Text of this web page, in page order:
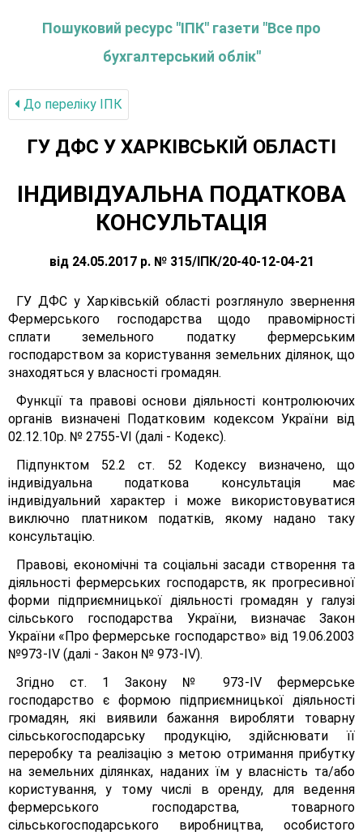
Пошуковий ресурс "ІПК" газети "Все про
бухгалтерський облік"
До переліку IПК
ГУ ДФС У ХАРКIВСЬКIЙ ОБЛАСТI
ІНДИВІДУАЛЬНА ПОДАТКОВА
КОНСУЛЬТАЦІЯ
від 24.05.2017 р. № 315/ІПК/20-40-12-04-21
ГУ ДФС у Харківській області розглянуло звернення
Фермерського господарства щодо правомірності
сплати земельного податку фермерським
господарством за користування земельних ділянок, що
знаходяться у власності громадян.
Функції та правові основи діяльності контролюючих
органів визначені Податковим кодексом України від
02.12.10р. № 2755-VІ (далі - Кодекс).
Підпунктом 52.2 ст. 52 Кодексу визначено, що
індивідуальна податкова консультація має
індивідуальний характер і може використовуватися
виключно платником податків, якому надано таку
консультацію.
Правові, економічні та соціальні засади створення та
діяльності фермерських господарств, як прогресивної
форми підприємницької діяльності громадян у галузі
сільського господарства України, визначає Закон
України «Про фермерське господарство» від 19.06.2003
№973-ІV (далі - Закон № 973-ІV).
Згідно ст. 1 Закону № 973-ІV фермерське
господарство є формою підприємницької діяльності
громадян, які виявили бажання виробляти товарну
сільськогосподарську продукцію, здійснювати її
переробку та реалізацію з метою отримання прибутку
на земельних ділянках, наданих їм у власність та/або
користування, у тому числі в оренду, для ведення
фермерського господарства, товарного
сільськогосподарського виробництва, особистого